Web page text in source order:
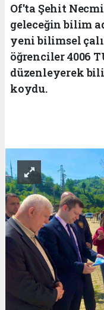
Of'ta Şehit
geleceğin bilim
yeni bilimsel
öğrenciler 4006
düzenleyerek
koydu.